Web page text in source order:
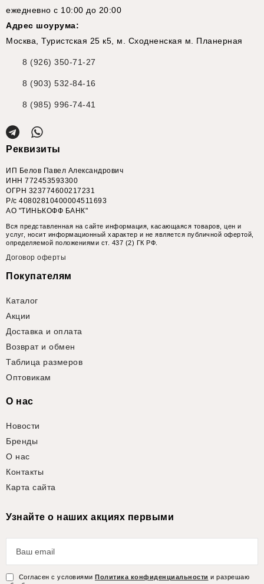
Реквизиты
ИП Белов Павел Александрович
ИНН 772453593300
ОГРН 323774600217231
Р/с 40802810400004511693
АО "ТИНЬКОФФ БАНК"
Вся представленная на сайте информация, касающаяся товаров, цен и
услуг, носит информационный характер и не является публичной офертой,
определяемой положениями ст. 437 (2) ГК РФ.
Договор оферты
ежедневно с 10:00 до 20:00
Адрес шоурума:
Москва, Туристская 25 к5, м. Сходненская м. Планерная
8 (926) 350-71-27
8 (903) 532-84-16
8 (985) 996-74-41
Покупателям
Каталог
Акции
Доставка и оплата
Возврат и обмен
Таблица размеров
Оптовикам
О нас
Новости
Бренды
О нас
Контакты
Карта сайта
Узнайте о наших акциях первыми
Согласен с условиями Политика конфиденциальности и разрешаю